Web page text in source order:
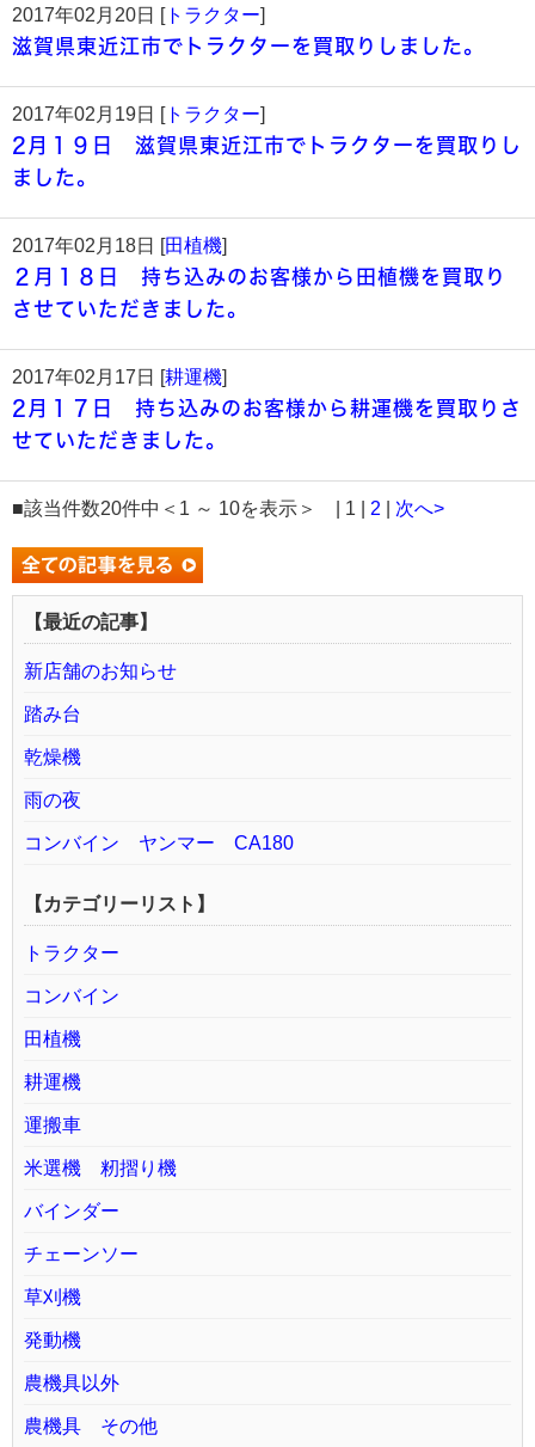
2017年02月20日 [トラクター]
滋賀県東近江市でトラクターを買取りしました。
2017年02月19日 [トラクター]
2月１９日 滋賀県東近江市でトラクターを買取りし
ました。
2017年02月18日 [田植機]
２月１８日 持ち込みのお客様から田植機を買取り
させていただきました。
2017年02月17日 [耕運機]
2月１７日 持ち込みのお客様から耕運機を買取りさ
せていただきました。
■該当件数20件中＜1 ～ 10を表示＞ | 1 | 2 次へ>
【最近の記事】
新店舗のお知らせ
踏み台
乾燥機
雨の夜
コンバイン ヤンマー CA180
【カテゴリーリスト】
トラクター
コンバイン
田植機
耕運機
運搬車
米選機 籾摺り機
バインダー
チェーンソー
草刈機
発動機
農機具以外
農機具 その他